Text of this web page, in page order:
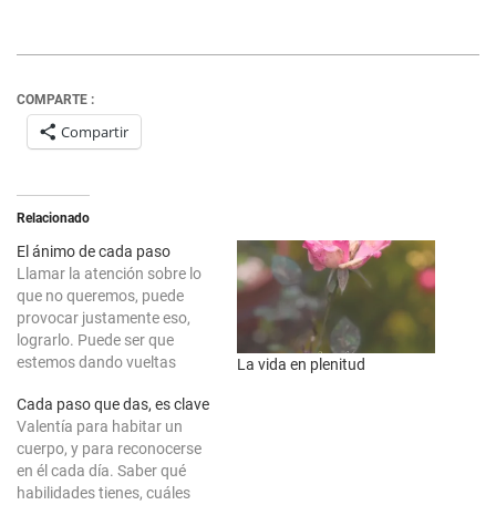
COMPARTE :
Compartir
Relacionado
El ánimo de cada paso
Llamar la atención sobre lo
que no queremos, puede
provocar justamente eso,
lograrlo. Puede ser que
estemos dando vueltas
le ponemos tanto empeño
que lo que hacemos es
alimentar el opuesto, con lo
que damos fuerza a que se
materialice lo que queríamos
La vida en plenitud
Cada paso que das, es clave
Valentía para habitar un
cuerpo, y para reconocerse
en él cada día. Saber qué
habilidades tienes, cuáles